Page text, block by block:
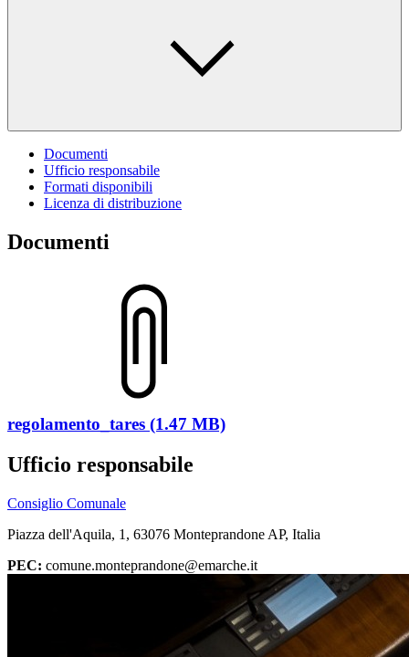
Documenti
Ufficio responsabile
Formati disponibili
Licenza di distribuzione
Documenti
regolamento_tares (1.47 MB)
Ufficio responsabile
Consiglio Comunale
Piazza dell'Aquila, 1, 63076 Monteprandone AP, Italia
PEC: comune.monteprandone@emarche.it